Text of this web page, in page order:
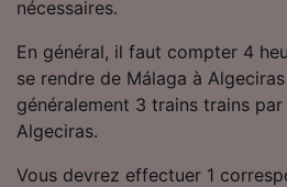
nécessaires.
En général, il faut compter 4
se rendre de Málaga à
généralement 3 trains trains
Algeciras.
Vous devrez effectuer 1
Utiliser des données de
précises. Analyser
caractéristiques de
l’identification. Stocker et/
informations sur un
contenu personnalisés,
études d’audience et